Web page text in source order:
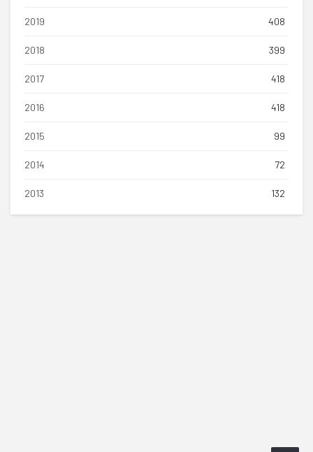
2019 408
2018 399
2017 418
2016 418
2015 99
2014 72
2013 132